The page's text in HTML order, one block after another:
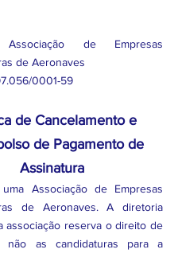
de Empresas
de Aeronaves
/0001-59
de Cancelamento e
de Pagamento de
Assinatura
Associação de Empresas
de Aeronaves. A diretoria
associação reserva o direito de
não as candidaturas para a